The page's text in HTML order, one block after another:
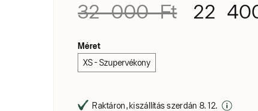
32 000 Ft 22
Méret
XS - Szupervékony
Raktáron, kiszállítás szerdán 8. 12.